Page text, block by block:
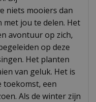
niets mooiers dan
jou te delen. Het
avontuur op zich,
op deze
Het planten
van geluk. Het is
toekomst, een
Als de winter zijn